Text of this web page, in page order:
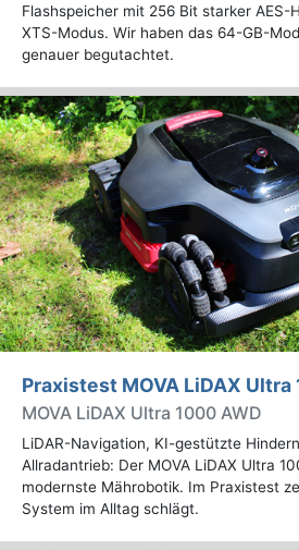
Flashspeicher mit 256 Bit starker AES-
XTS-Modus. Wir haben das 64-GB-
genauer begutachtet.
Praxistest MOVA LiDAX Ultra
MOVA LiDAX Ultra 1000 AWD
LiDAR-Navigation, KI-gestützte
Allradantrieb: Der MOVA LiDAX Ultra
modernste Mährobotik. Im Praxistest
System im Alltag schlägt.